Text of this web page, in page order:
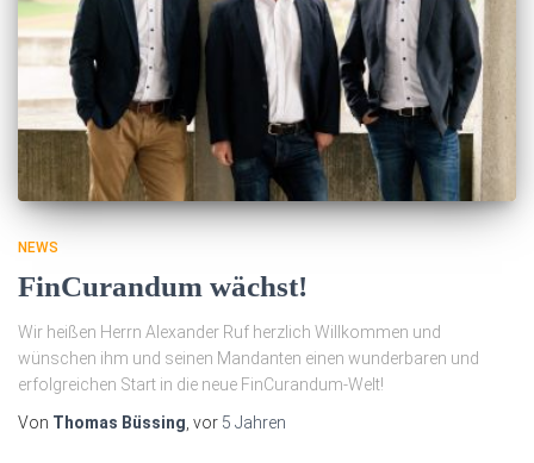
NEWS
FinCurandum wächst!
Wir heißen Herrn Alexander Ruf herzlich Willkommen und
wünschen ihm und seinen Mandanten einen wunderbaren und
erfolgreichen Start in die neue FinCurandum-Welt!
Von Thomas Büssing , vor 5 Jahren